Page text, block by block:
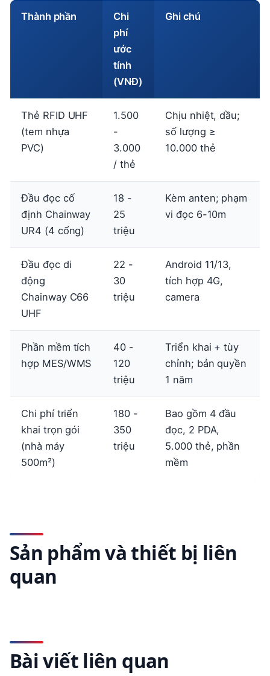
Thành phần
Chi
phí
ước
tính
(VNĐ)
Ghi chú
Thẻ RFID UHF
(tem nhựa
PVC)
1.500
-
3.000
/ thẻ
Chịu nhiệt, dầu;
số lượng ≥
10.000 thẻ
Đầu đọc cố
định Chainway
UR4 (4 cổng)
18 -
25
triệu
Kèm anten; phạm
vi đọc 6-10m
Đầu đọc di
động
Chainway C66
UHF
22 -
30
triệu
Android 11/13,
tích hợp 4G,
camera
Phần mềm tích
hợp MES/WMS
40 -
120
triệu
Triển khai + tùy
chỉnh; bản quyền
1 năm
Chi phí triển
khai trọn gói
(nhà máy
500m²)
180 -
350
triệu
Bao gồm 4 đầu
đọc, 2 PDA,
5.000 thẻ, phần
mềm
Sản phẩm và thiết bị liên
quan
Bài viết liên quan